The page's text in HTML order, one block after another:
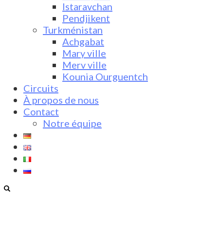
Istaravchan
Pendjikent
Turkménistan
Achgabat
Mary ville
Merv ville
Kounia Ourguentch
Circuits
À propos de nous
Contact
Notre équipe